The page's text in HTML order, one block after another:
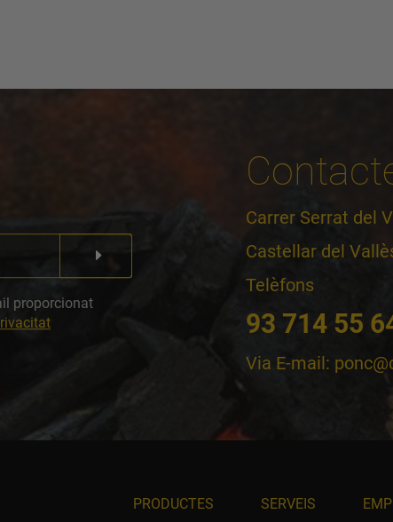
proporcionat
Carrer Serrat del
Castellar del
Telèfons
93 714 55
Via E-mail:
PRODUCTES SERVEIS